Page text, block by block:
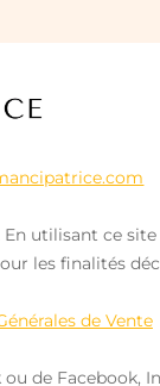
utilisant ce
les finalités
de Vente
de Facebook,